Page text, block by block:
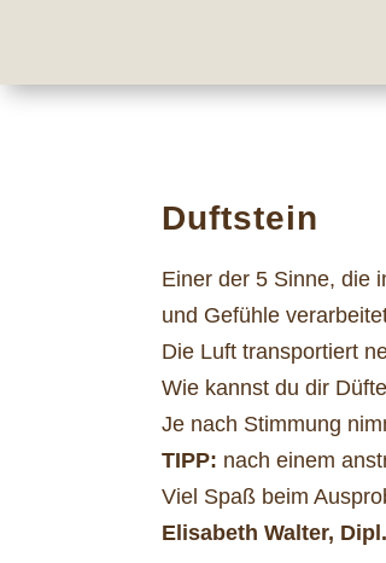
Duftstein
Einer der 5 Sinne, die
und Gefühle
Die Luft transportiert
Wie kannst du dir
Je nach Stimmung
TIPP: nach einem
Viel Spaß beim
Elisabeth Walter,